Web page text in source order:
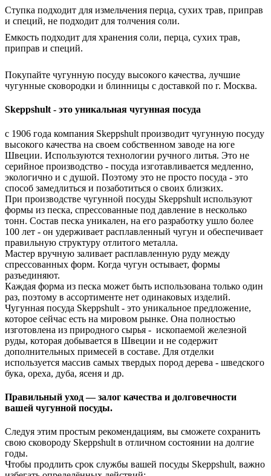
Ступка подходит для измельчения перца, сухих трав, приправ
и специй, не подходит для толчения соли.
Емкость подходит для хранения соли, перца, сухих трав,
приправ и специй.
Покупайте чугунную посуду высокого качества, лучшие
чугунные сковородки и блинницы с доставкой по г. Москва.
Skeppshult - это уникальная чугунная посуда
с 1906 года компания Skeppshult производит чугунную посуду
высокого качества на своем собственном заводе на юге
Швеции. Используются технологии ручного литья. Это не
серийное производство - посуда изготавливается медленно,
экологично и с душой. Поэтому это не просто посуда - это
способ замедлиться и позаботиться о своих близких.
При производстве чугунной посуды Skeppshult используют
формы из песка, спрессованные под давление в несколько
тонн. Состав песка уникален, на его разработку ушло более
100 лет - он удерживает расплавленный чугун и обеспечивает
правильную структуру отлитого металла.
Мастер вручную заливает расплавленную руду между
спрессованных форм. Когда чугун остывает, формы
разъединяют.
Каждая форма из песка может быть использована только один
раз, поэтому в ассортименте нет одинаковых изделий.
Чугунная посуда Skeppshult - это уникальное предложение,
которое сейчас есть на мировом рынке. Она полностью
изготовлена из природного сырья - ископаемой железной
руды, которая добывается в Швеции и не содержит
дополнительных примесей в составе. Для отделки
используется массив самых твердых пород дерева - шведского
бука, ореха, дуба, ясеня и др.
Правильный уход — залог качества и долговечности
вашей чугунной посуды.
Следуя этим простым рекомендациям, вы сможете сохранить
свою сковороду Skeppshult в отличном состоянии на долгие
годы.
Чтобы продлить срок службы вашей посуды Skeppshult, важно